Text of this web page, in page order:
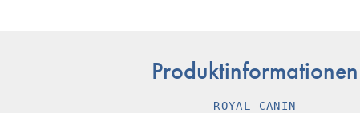
Produktinformationen
ROYAL CANIN